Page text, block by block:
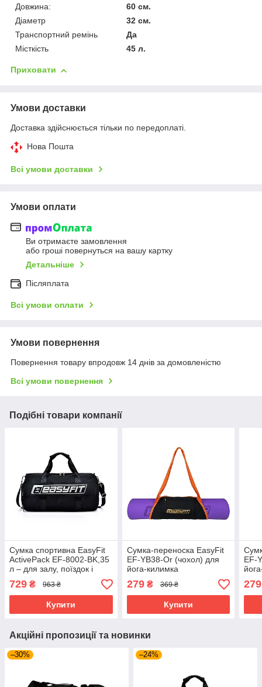
Довжина:
60 см.
Діаметр
32 см.
Транспортний ремінь
Да
Місткість
45 л.
Приховати
Умови доставки
Доставка здійснюється тільки по передоплаті.
Нова Пошта
Всі умови доставки
Умови оплати
Ви отримаєте замовлення
або гроші повернуться на вашу картку
Детальніше
Післяплата
Всі умови оплати
Умови повернення
Повернення товару впродовж 14 днів за домовленістю
Всі умови повернення
Подібні товари компанії
Сумка спортивна EasyFit
ActivePack EF-8002-BK,35
л – для залу, поїздок і
тренувань Чорний
729 ₴ 963 ₴
Купити
Сумка-переноска EasyFit
EF-YB38-Or (чохол) для
йога-килимка
Помаранчевий-чорний
279₴ 369 ₴
Купити
EF-
279
Акційні пропозиції та новинки
–30% –24%